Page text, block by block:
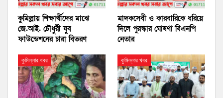
কুমিল্লায় শিক্ষার্থীদের মাঝে
জে.আই. চৌধুরী যুব
ফাউন্ডেশনের চারা বিতরণ
মাদকসেবী ও কারবারিকে ধরিয়ে
দিলে পুরস্কার ঘোষণা বিএনপি
নেতার
কুমিল্লার খবর কুমিল্লার খবর